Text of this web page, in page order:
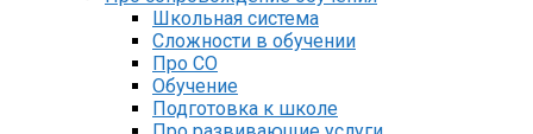
Школьная система
Сложности в обучении
Про СО
Обучение
Подготовка к школе